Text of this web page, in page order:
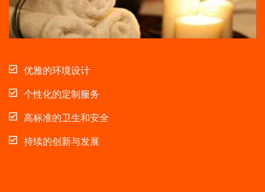
优雅的环境设计
个性化的定制服务
高标准的卫生和安全
持续的创新与发展